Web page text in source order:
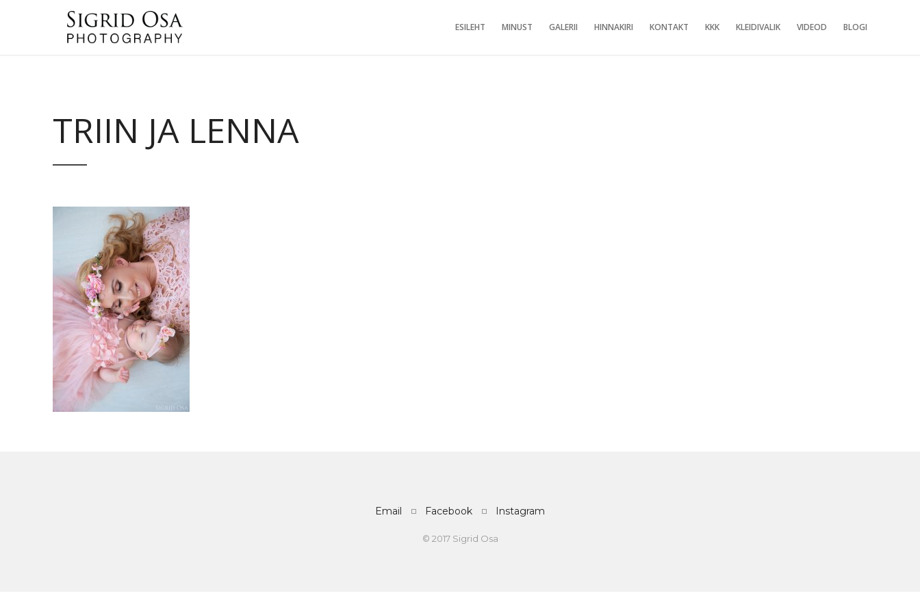
ESILEHT MINUST GALERII HINNAKIRI KONTAKT KKK KLEIDIVALIK VIDEOD BLOGI
TRIIN JA LENNA
Email Facebook Instagram
© 2017 Sigrid Osa